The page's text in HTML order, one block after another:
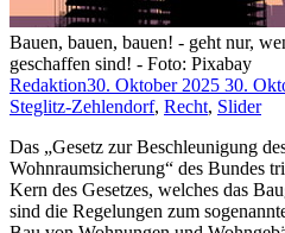
Bauen, bauen, bauen! - geht nur,
geschaffen sind! - Foto: Pixabay
Redaktion30. Oktober 2025 30.
Steglitz-Zehlendorf, Recht, Slider
Das „Gesetz zur Beschleunigung
Wohnraumsicherung“ des Bundes
Kern des Gesetzes, welches das
sind die Regelungen zum